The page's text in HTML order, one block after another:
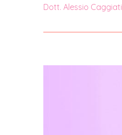
Dott. Alessio Caggiati